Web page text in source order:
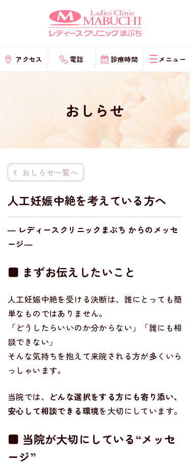
ン
ツ
アクセス 電話 診療時間
おしらせ
おしらせ一覧へ
人工妊娠中絶を考えている方へ
― レディースクリニックまぶち からのメッセ
ージ―
■ まずお伝えしたいこと
人工妊娠中絶を受ける決断は、誰にとっても簡
単なものではありません。
「どうしたらいいのか分からない」「誰にも相
談できない」
そんな気持ちを抱えて来院される方が多くいら
っしゃいます。
当院では、 どんな選択をする方にも寄り添い、
安心して相談できる環境を大切にしています。
■ 当院が大切にしている“メッセ
ージ”